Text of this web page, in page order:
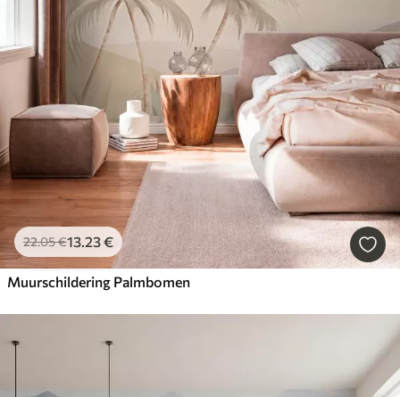
22.05€13 .23€
Muurschildering Palmbomen